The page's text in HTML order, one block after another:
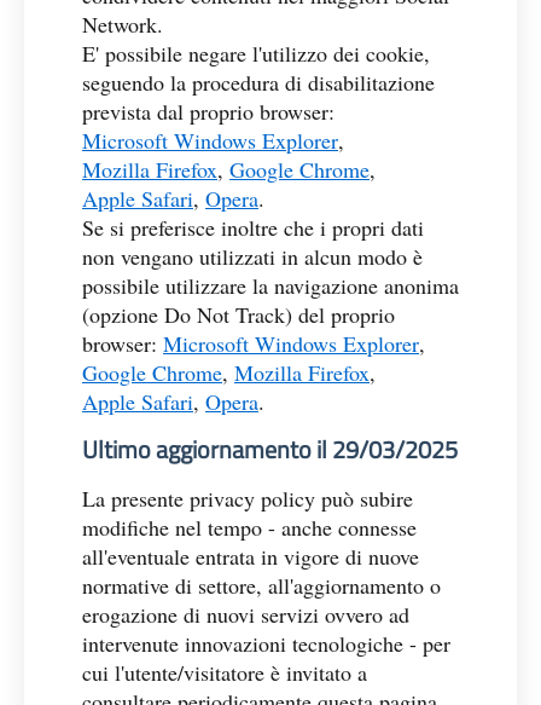
Network.
E' possibile negare l'utilizzo dei cookie,
seguendo la procedura di disabilitazione
prevista dal proprio browser:
Microsoft Windows Explorer,
Mozilla Firefox, Google Chrome,
Apple Safari, Opera.
Se si preferisce inoltre che i propri dati
non vengano utilizzati in alcun modo è
possibile utilizzare la navigazione anonima
(opzione Do Not Track) del proprio
browser: Microsoft Windows Explorer,
Google Chrome, Mozilla Firefox,
Apple Safari, Opera.
Ultimo aggiornamento il 29/03/2025
La presente privacy policy può subire
modifiche nel tempo - anche connesse
all'eventuale entrata in vigore di nuove
normative di settore, all'aggiornamento o
erogazione di nuovi servizi ovvero ad
intervenute innovazioni tecnologiche - per
cui l'utente/visitatore è invitato a